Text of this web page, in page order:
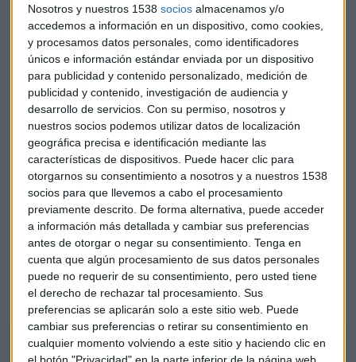
Nosotros y nuestros 1538 socios almacenamos y/o
accedemos a información en un dispositivo, como cookies,
y procesamos datos personales, como identificadores
únicos e información estándar enviada por un dispositivo
para publicidad y contenido personalizado, medición de
publicidad y contenido, investigación de audiencia y
desarrollo de servicios. Con su permiso, nosotros y
nuestros socios podemos utilizar datos de localización
geográfica precisa e identificación mediante las
características de dispositivos. Puede hacer clic para
otorgarnos su consentimiento a nosotros y a nuestros 1538
socios para que llevemos a cabo el procesamiento
previamente descrito. De forma alternativa, puede acceder
a información más detallada y cambiar sus preferencias
antes de otorgar o negar su consentimiento. Tenga en
cuenta que algún procesamiento de sus datos personales
puede no requerir de su consentimiento, pero usted tiene
el derecho de rechazar tal procesamiento. Sus
preferencias se aplicarán solo a este sitio web. Puede
cambiar sus preferencias o retirar su consentimiento en
cualquier momento volviendo a este sitio y haciendo clic en
Fondos de otoño: hoja caduca, setas y
cosecha dorada
Coincidiendo con la llegada del otoño, Luna realiza un símil
en su selección de ideas de inversión de esta semana con un
fondo de hoja caduca, un fondo de cosecha dorada y un
fondo de ir a por setas.
Tres fondos "otoñales" con José María Luna
José María Luna (socio de Luna Sevilla Asesores Patrimoniales) ofrece